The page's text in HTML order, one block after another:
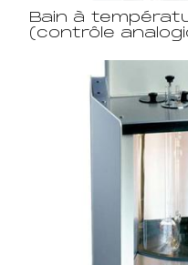
Bain à
(contrôle